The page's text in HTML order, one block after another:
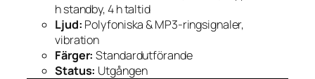
h standby, 4 h taltid
Ljud: Polyfoniska & MP3-ringsignaler,
vibration
Färger: Standardutförande
Status: Utgången